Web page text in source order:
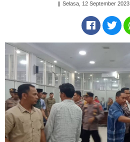
Selasa, 12 September 2023